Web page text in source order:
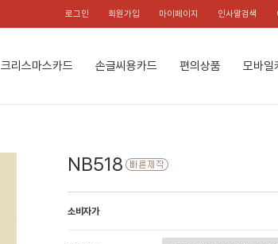
로그인 회원가입 마이페이지 인사말검색
크리스마스카드 손글씨용카드 편의상품 모바일
NB518
소비자가